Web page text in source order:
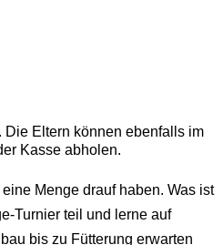
Die Eltern können ebenfalls im
Kasse abholen.
Menge drauf haben. Was ist
Turnier teil und lerne auf
bis zu Fütterung erwarten